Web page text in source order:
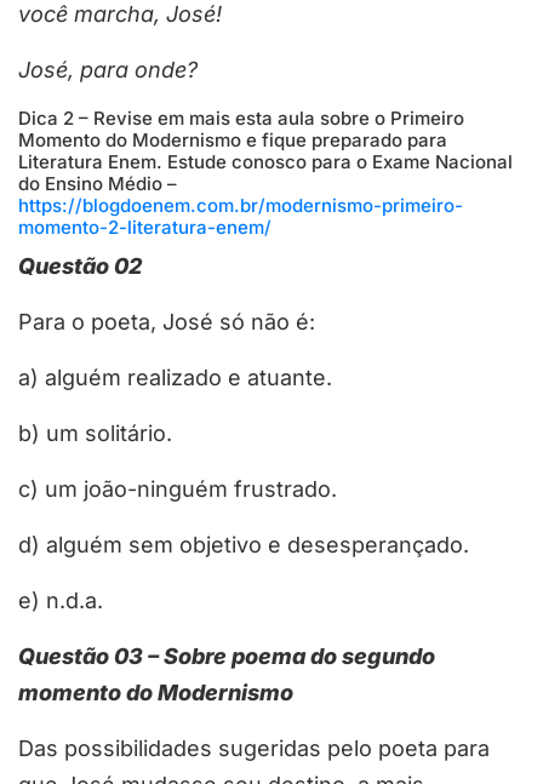
você marcha, José!
José, para onde?
Dica 2 – Revise em mais esta aula sobre o Primeiro
Momento do Modernismo e fique preparado para
Literatura Enem. Estude conosco para o Exame Nacional
do Ensino Médio –
https://blogdoenem.com.br/modernismo-primeiro-
momento-2-literatura-enem/
Questão 02
Para o poeta, José só não é:
a) alguém realizado e atuante.
b) um solitário.
c) um joão-ninguém frustrado.
d) alguém sem objetivo e desesperançado.
e) n.d.a.
Questão 03 – Sobre poema do segundo
momento do Modernismo
Das possibilidades sugeridas pelo poeta para